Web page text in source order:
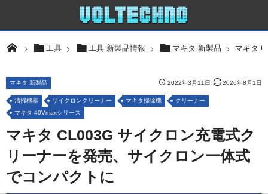
工具 工具 新製品情報 マキタ 新製品 マキタ
2022年3月11日 2026年8月1日
マキタ 新製品
清掃機器 サイクロンクリーナー マキタ掃除機
クリーナー
マキタ 40Vmaxシリーズ
マキタ CL003G サイクロン充電式ク
リーナーを発売、サイクロン一体式
でコンパクトに